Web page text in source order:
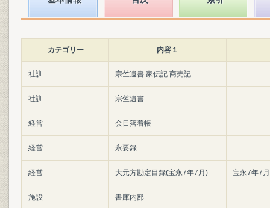
カテゴリー 内容１
社訓 宗竺遺書 家伝記 商売記
社訓 宗竺遺書
経営 会日落着帳
経営 永要録
経営 大元方勘定目録(宝永7年7月) 宝永7年7月
施設 書庫内部